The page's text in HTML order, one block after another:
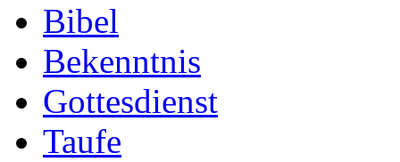
Bibel
Bekenntnis
Gottesdienst
Taufe